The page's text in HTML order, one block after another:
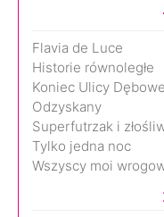
Flavia de Luce
Historie równoległe
Koniec Ulicy
Odzyskany
Superfutrzak i
Tylko jedna noc
Wszyscy moi